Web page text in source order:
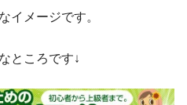
イメージです。
ところです↓